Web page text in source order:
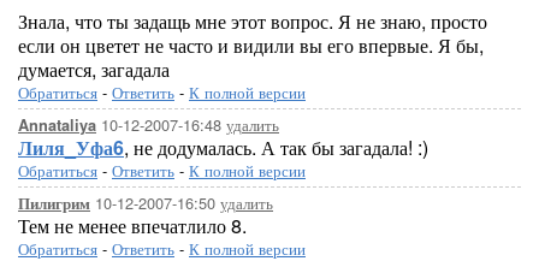
Знала, что ты задащь мне этот вопрос. Я не знаю, просто
если он цветет не часто и видили вы его впервые. Я бы,
думается, загадала
Обратиться - Ответить - К полной версии
Annataliya 10-12-2007-16:48 удалить
Лиля_Уфа6, не додумалась. А так бы загадала! :)
Обратиться - Ответить - К полной версии
Пилигрим 10-12-2007-16:50 удалить
Тем не менее впечатлило 8.
Обратиться - Ответить - К полной версии